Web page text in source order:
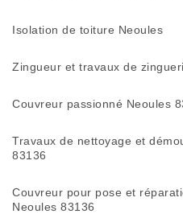
Isolation de toiture Neoules
Zingueur et travaux de
Couvreur passionné Neoules
Travaux de nettoyage et
83136
Couvreur pour pose et
Neoules 83136